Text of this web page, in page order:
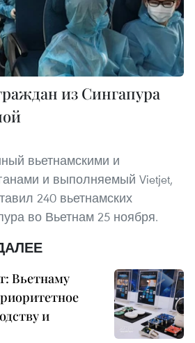
из Сингапура
вьетнамскими и
и выполняемый Vietjet,
240 вьетнамских
во Вьетнам 25 ноября.
Вьетнаму
и